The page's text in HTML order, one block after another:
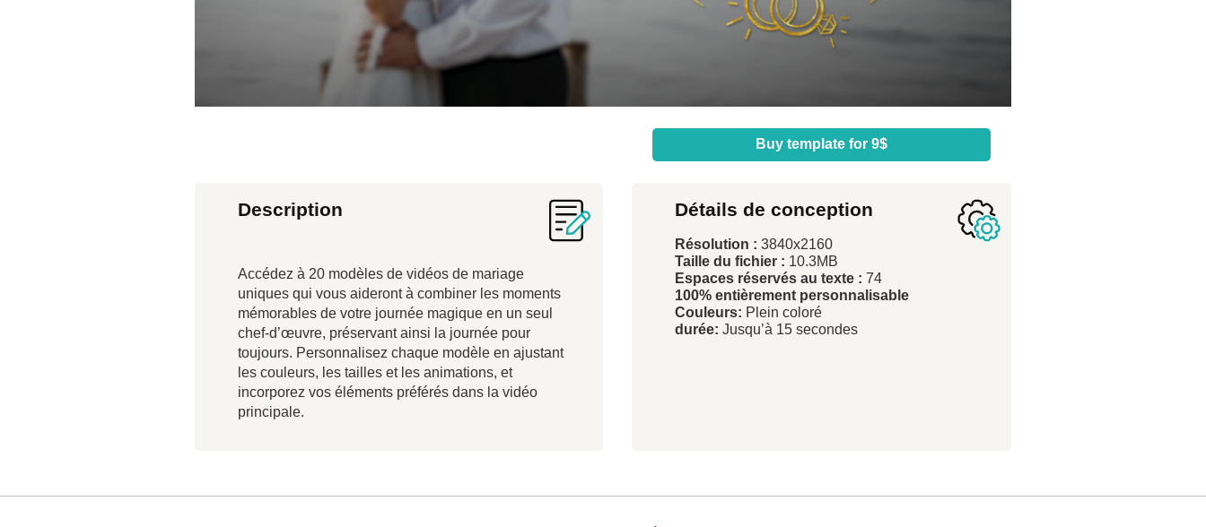
Buy template for 9$
Description
Accédez à 20 modèles de vidéos de mariage
uniques qui vous aideront à combiner les moments
mémorables de votre journée magique en un seul
chef-d’œuvre, préservant ainsi la journée pour
toujours. Personnalisez chaque modèle en ajustant
les couleurs, les tailles et les animations, et
incorporez vos éléments préférés dans la vidéo
principale.
Détails de conception
Résolution : 3840x2160
Taille du fichier : 10.3MB
Espaces réservés au texte : 74
100% entièrement personnalisable
Couleurs: Plein coloré
durée: Jusqu’à 15 secondes